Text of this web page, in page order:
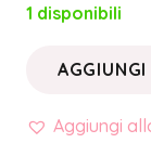
1 disponibili
Aggiungi